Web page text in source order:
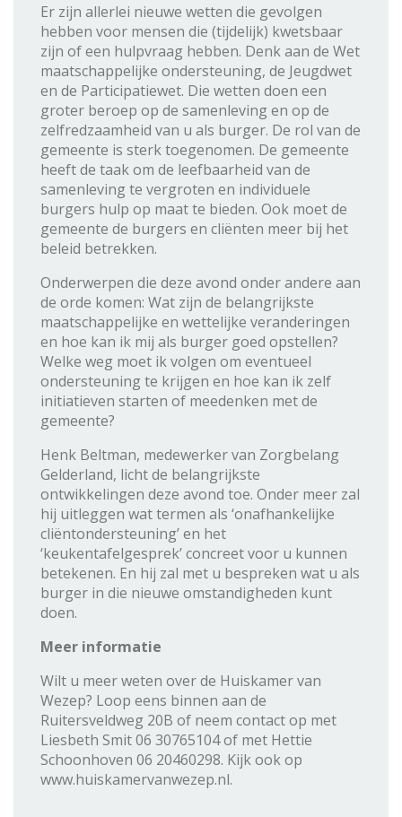
Er zijn allerlei nieuwe wetten die gevolgen
hebben voor mensen die (tijdelijk) kwetsbaar
zijn of een hulpvraag hebben. Denk aan de Wet
maatschappelijke ondersteuning, de Jeugdwet
en de Participatiewet. Die wetten doen een
groter beroep op de samenleving en op de
zelfredzaamheid van u als burger. De rol van de
gemeente is sterk toegenomen. De gemeente
heeft de taak om de leefbaarheid van de
samenleving te vergroten en individuele
burgers hulp op maat te bieden. Ook moet de
gemeente de burgers en cliënten meer bij het
beleid betrekken.
Onderwerpen die deze avond onder andere aan
de orde komen: Wat zijn de belangrijkste
maatschappelijke en wettelijke veranderingen
en hoe kan ik mij als burger goed opstellen?
Welke weg moet ik volgen om eventueel
ondersteuning te krijgen en hoe kan ik zelf
initiatieven starten of meedenken met de
gemeente?
Henk Beltman, medewerker van Zorgbelang
Gelderland, licht de belangrijkste
ontwikkelingen deze avond toe. Onder meer zal
hij uitleggen wat termen als ‘onafhankelijke
cliëntondersteuning’ en het
‘keukentafelgesprek’ concreet voor u kunnen
betekenen. En hij zal met u bespreken wat u als
burger in die nieuwe omstandigheden kunt
doen.
Meer informatie
Wilt u meer weten over de Huiskamer van
Wezep? Loop eens binnen aan de
Ruitersveldweg 20B of neem contact op met
Liesbeth Smit 06 30765104 of met Hettie
Schoonhoven 06 20460298. Kijk ook op
www.huiskamervanwezep.nl.